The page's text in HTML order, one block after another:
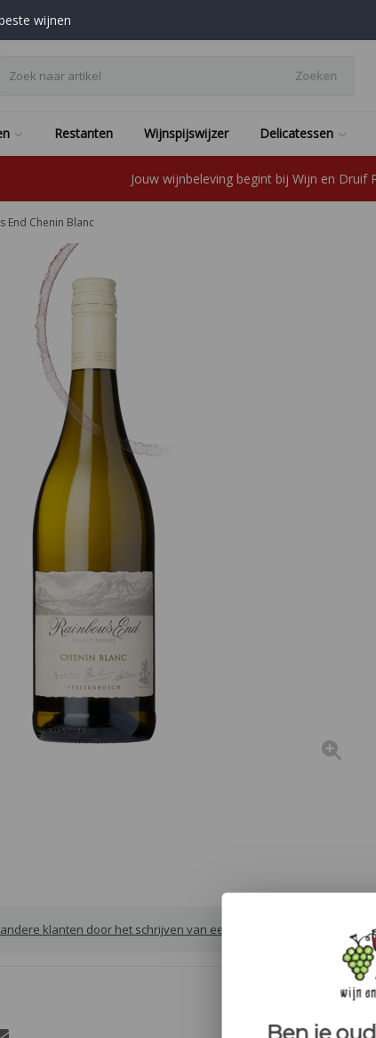
wijnen
Zoeken
Restanten Wijnspijswijzer Delicatessen
Jouw wijnbeleving begint bij Wijn en Druif
End Chenin Blanc
klanten door het schrijven van een review
Ben je